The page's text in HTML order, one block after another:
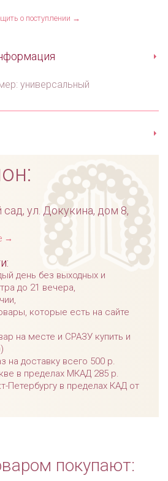
о поступлении →
универсальный
сад, ул. Докукина, дом 8,
→
день без выходных и
до 21 вечера,
которые есть на сайте
на месте и СРАЗУ купить и
на доставку всего 500 р.
в пределах МКАД 285 р.
Петербургу в пределах КАД от
покупают: